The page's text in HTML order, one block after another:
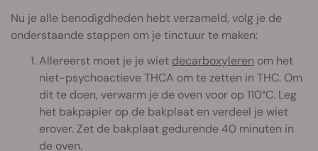
Nu je alle benodigdheden hebt verzameld, volg je de
onderstaande stappen om je tinctuur te maken:
Allereerst moet je je wiet decarboxyleren om het
niet-psychoactieve THCA om te zetten in THC. Om
dit te doen, verwarm je de oven voor op 110°C. Leg
het bakpapier op de bakplaat en verdeel je wiet
erover. Zet de bakplaat gedurende 40 minuten in
de oven.